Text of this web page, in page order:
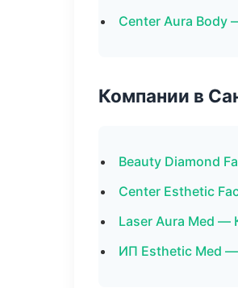
Center Aura Body
Компании в
Beauty Diamond
Center Esthetic
Laser Aura Med —
ИП Esthetic Med